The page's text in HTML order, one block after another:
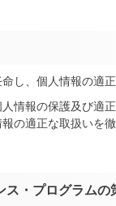
し、個人情報の適
情報の保護及び適
の適正な取扱いを徹
ス・プログラム